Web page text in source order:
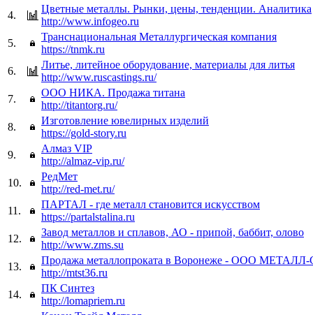
4.
Цветные металлы. Рынки, цены, тенденции. Аналитика
http://www.infogeo.ru
5.
Транснациональная Металлургическая компания
https://tnmk.ru
6.
Литье, литейное оборудование, материалы для литья
http://www.ruscastings.ru/
7.
ООО НИКА. Продажа титана
http://titantorg.ru/
8.
Изготовление ювелирных изделий
https://gold-story.ru
9.
Алмаз VIP
http://almaz-vip.ru/
10.
РедМет
http://red-met.ru/
11.
ПАРТАЛ - где металл становится искусством
https://partalstalina.ru
12.
Завод металлов и сплавов, АО - припой, баббит, олово
http://www.zms.su
13.
Продажа металлопроката в Воронеже - ООО
http://mtst36.ru
14.
ПК Синтез
http://lomapriem.ru